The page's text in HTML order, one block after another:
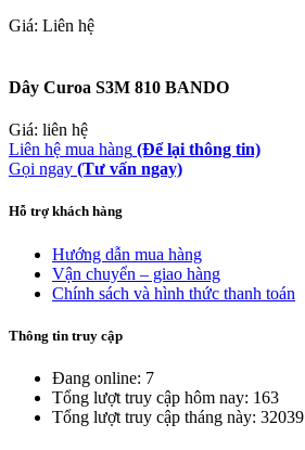
Giá: Liên hệ
Dây Curoa S3M 810 BANDO
Giá: liên hệ
Liên hệ mua hàng (Để lại thông tin)
Gọi ngay (Tư vấn ngay)
Hỗ trợ khách hàng
Hướng dẫn mua hàng
Vận chuyển – giao hàng
Chính sách và hình thức thanh toán
Thông tin truy cập
Đang online: 7
Tổng lượt truy cập hôm nay: 163
Tổng lượt truy cập tháng này: 32039